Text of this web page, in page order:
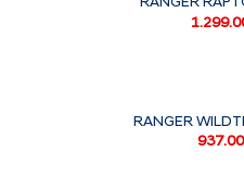
RANGER